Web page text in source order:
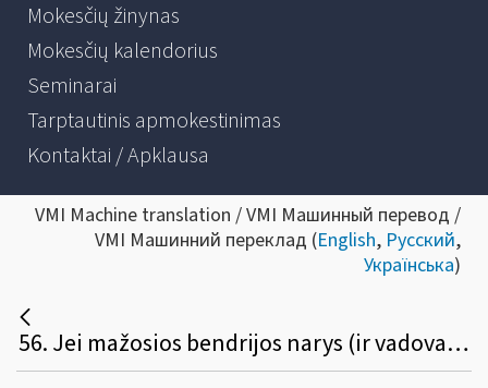
Mokesčių žinynas
Mokesčių kalendorius
Seminarai
Tarptautinis apmokestinimas
Kontaktai / Apklausa
VMI Machine translation / VMI Машинный перевод /
VMI Машинний переклад (English, Русский,
Українська)
56. Jei mažosios bendrijos narys (ir vadovas) 2019 m. išsimokės pajamas, susijusias su darbo santykiais už 2018 m., kokiu tarifu šios pajamos turės būti apmokestintos?